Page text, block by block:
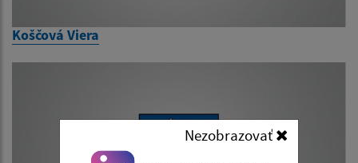
Koščová Viera
Nezobrazovať